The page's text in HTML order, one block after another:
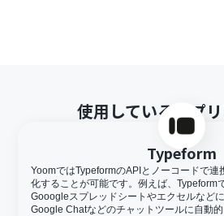
使用しているアプ
Typeform
YoomではTypeformのAPIとノーコードで連
化することが可能です。例えば、Typeform
Gooogleスプレッドシートやエクセルなど
Google Chatなどのチャットツールに自動